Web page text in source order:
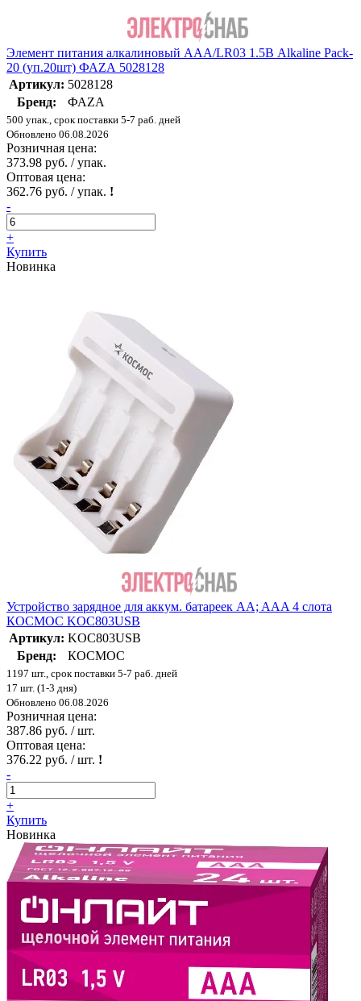
Элемент питания алкалиновый AAA/LR03 1.5В Alkaline Pack-
20 (уп.20шт) ФАZА 5028128
Артикул: 5028128
Бренд:
ФАZА
500 упак., срок поставки 5-7 раб. дней
Обновлено 06.08.2026
Розничная цена:
373.98 руб. / упак.
Оптовая цена:
362.76 руб. / упак. !
-
+
Купить
Новинка
Устройство зарядное для аккум. батареек AA; AAA 4 слота
КОСМОС KOC803USB
Артикул: KOC803USB
Бренд:
КОСМОС
1197 шт., срок поставки 5-7 раб. дней
17 шт. (1-3 дня)
Обновлено 06.08.2026
Розничная цена:
387.86 руб. / шт.
Оптовая цена:
376.22 руб. / шт. !
-
+
Купить
Новинка